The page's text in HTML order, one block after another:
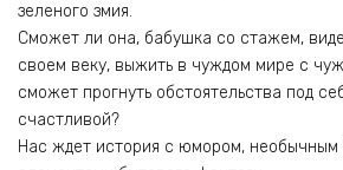
зеленого змия.
Сможет ли она, бабушка со стажем,
своем веку, выжить в чуждом мире с
сможет прогнуть обстоятельства под
счастливой?
Нас ждет история с юмором, необычным